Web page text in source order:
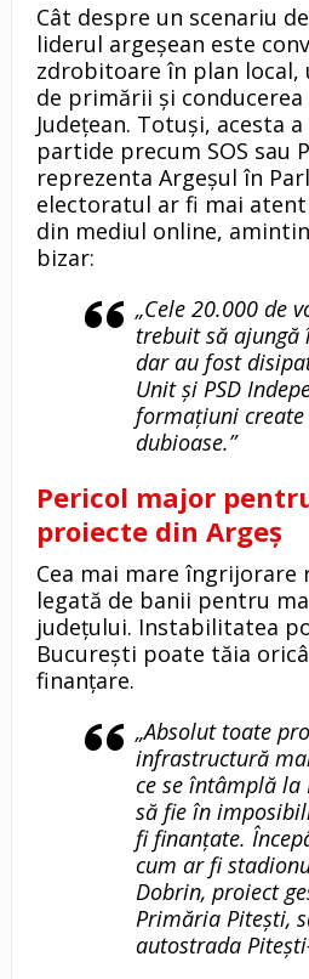
Cât despre un scenariu
liderul argeșean este
zdrobitoare în plan local,
de primării și conducerea
Județean. Totuși, acesta
partide precum SOS sau
reprezenta Argeșul în
electoratul ar fi mai
din mediul online,
bizar:
„Cele 20.000 de
trebuit să ajungă
dar au fost
Unit și PSD
formațiuni
dubioase.”
Pericol major
proiecte din Argeș
Cea mai mare îngrijorare
legată de banii pentru
județului. Instabilitatea
București poate tăia
finanțare.
„Absolut toate
infrastructură
ce se întâmplă la
să fie în
fi finanțate.
cum ar fi
Dobrin, proiect
Primăria Pitești,
autostrada